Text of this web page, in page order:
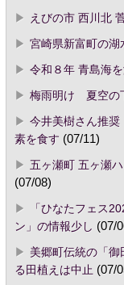
えびの市 西川北
宮崎県新富町の湖
令和８年 青島海
梅雨明け 夏空の
今井美樹さん推
素を食す (07/11)
五ヶ瀬町 五ヶ瀬
(07/08)
「ひなたフェス
ン」の情報少し (07/
美郷町伝統の「
る田植えは中止 (07/